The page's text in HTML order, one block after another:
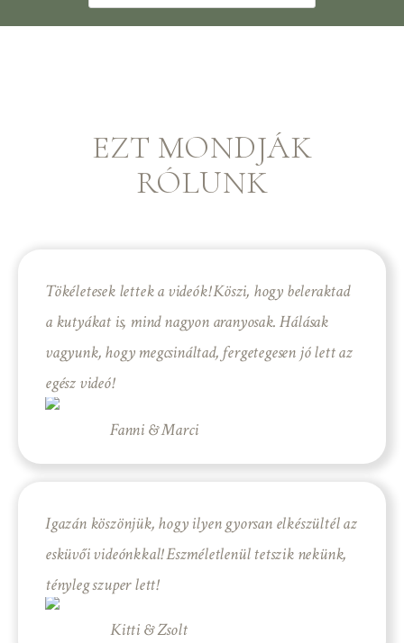
EZT MONDJÁK
RÓLUNK
Tökéletesek lettek a videók! Köszi, hogy beleraktad
a kutyákat is, mind nagyon aranyosak. Hálásak
vagyunk, hogy megcsináltad, fergetegesen jó lett az
egész videó!
Fanni & Marci
Igazán köszönjük, hogy ilyen gyorsan elkészültél az
esküvői videónkkal! Eszméletlenül tetszik nekünk,
tényleg szuper lett!
Kitti & Zsolt